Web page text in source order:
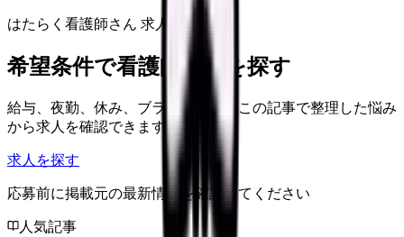
はたらく看護師さん 求人
希望条件で看護師求人を探す
給与、夜勤、休み、ブランクなど、この記事で整理した悩み
から求人を確認できます。
求人を探す
応募前に掲載元の最新情報を確認してください
人気記事